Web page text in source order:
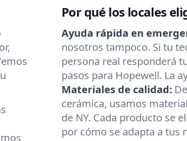
Por qué los locales
Ayuda rápida en
nosotros tampoco. Si tu
persona real responderá
pasos para Hopewell. La
Materiales de calidad:
cerámica, usamos
de NY. Cada producto se
por cómo se adapta a tus